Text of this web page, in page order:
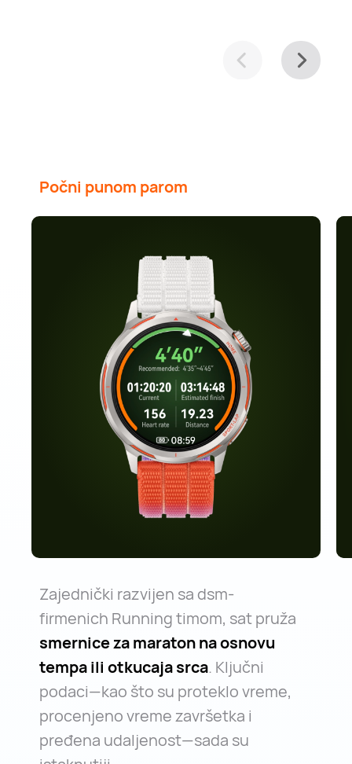
Počni punom parom
Zajednički razvijen sa dsm-
firmenich Running timom, sat pruža
smernice za maraton na osnovu
tempa ili otkucaja srca. Ključni
podaci—kao što su proteklo vreme,
procenjeno vreme završetka i
pređena udaljenost—sada su